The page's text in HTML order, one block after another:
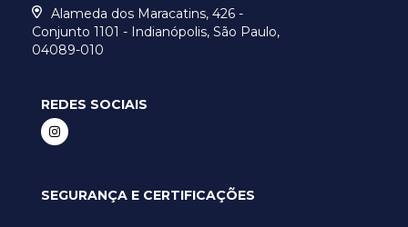
Alameda dos Maracatins, 426 -
Conjunto 1101 - Indianópolis, São Paulo,
04089-010
REDES SOCIAIS
SEGURANÇA E CERTIFICAÇÕES